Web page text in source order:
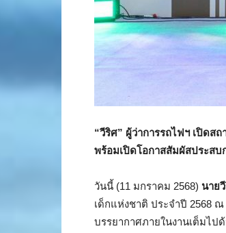
“วีริศ” ผู้ว่าการรถไฟฯ เปิดส
พร้อมเปิดโอกาสสัมผัสประสบ
วันนี้ (11 มกราคม 2568) นาย
เด็กแห่งชาติ ประจำปี 2568
บรรยากาศภายในงานเต็มไป